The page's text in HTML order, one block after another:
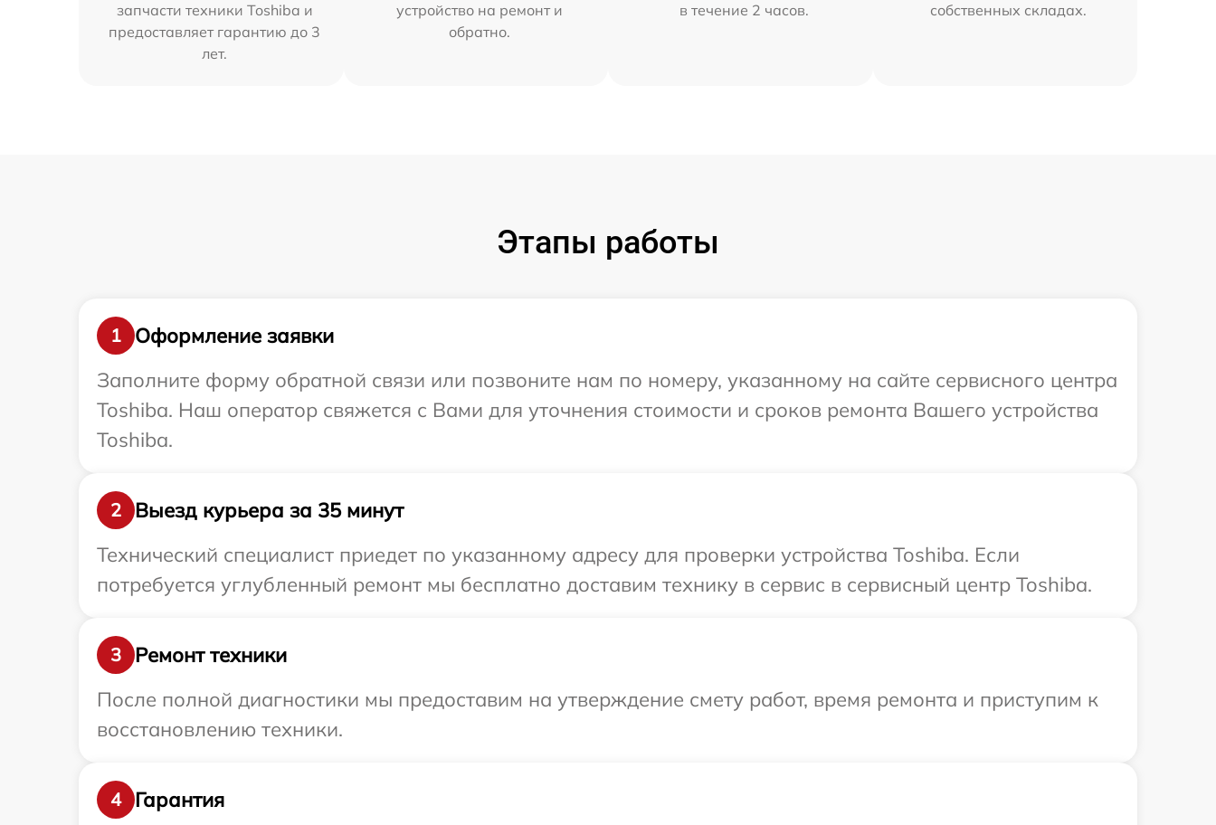
запчасти техники Toshiba и
предоставляет гарантию до 3
лет.
устройство на ремонт и
обратно.
в течение 2 часов.
собственных складах.
Этапы работы
1
Оформление заявки
Заполните форму обратной связи или позвоните нам по номеру, указанному на сайте сервисного центра
Toshiba. Наш оператор свяжется с Вами для уточнения стоимости и сроков ремонта Вашего устройства
Toshiba.
2
Выезд курьера за 35 минут
Технический специалист приедет по указанному адресу для проверки устройства Toshiba. Если
потребуется углубленный ремонт мы бесплатно доставим технику в сервис в сервисный центр Toshiba.
3
Ремонт техники
После полной диагностики мы предоставим на утверждение смету работ, время ремонта и приступим к
восстановлению техники.
4
Гарантия